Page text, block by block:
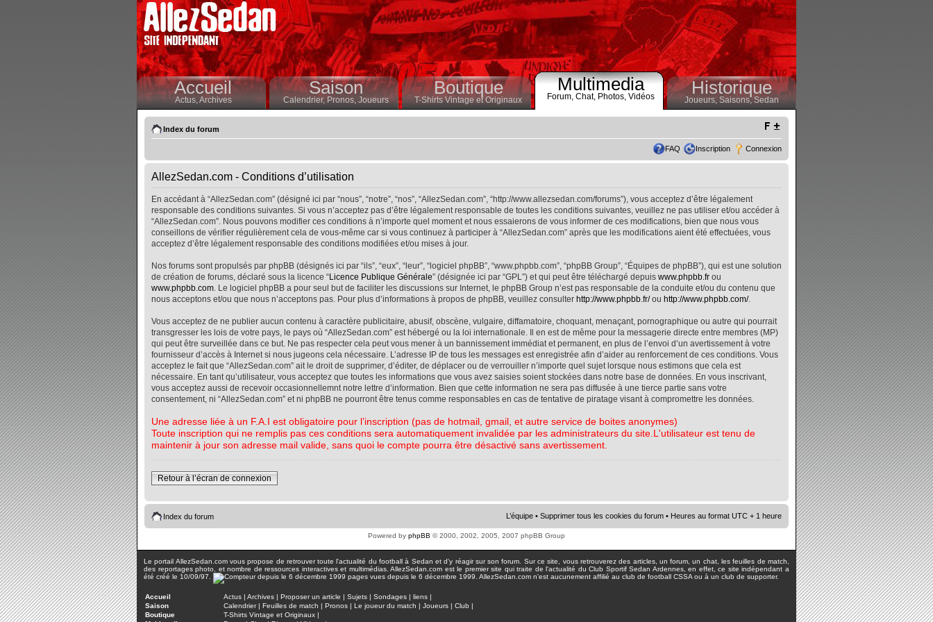
Accueil
Actus,Archives
Saison
Calendrier,Pronos, Joueurs
Boutique
T-Shirts Vintage et Originaux
Multimedia
Forum, Chat, Photos, Vidéos Historique
Joueurs, Saisons,Sedan
Index du forum
FAQ Inscription Connexion
AllezSedan.com - Conditions d’utilisation
En accédant à “AllezSedan.com” (désigné ici par “nous”, “notre”, “nos”, “AllezSedan.com”, “http://www.allezsedan.com/forums”), vous acceptez d’être légalement
responsable des conditions suivantes. Si vous n’acceptez pas d’être légalement responsable de toutes les conditions suivantes, veuillez ne pas utiliser et/ou accéder à
“AllezSedan.com”. Nous pouvons modifier ces conditions à n’importe quel moment et nous essaierons de vous informer de ces modifications, bien que nous vous
conseillons de vérifier régulièrement cela de vous-même car si vous continuez à participer à “AllezSedan.com” après que les modifications aient été effectuées, vous
acceptez d’être légalement responsable des conditions modifiées et/ou mises à jour.
Nos forums sont propulsés par phpBB (désignés ici par “ils”, “eux”, “leur”, “logiciel phpBB”, “www.phpbb.com”, “phpBB Group”, “Équipes de phpBB”), qui est une solution
de création de forums, déclaré sous la licence “Licence Publique Générale” (désignée ici par “GPL”) et qui peut être téléchargé depuis www.phpbb.fr ou
www.phpbb.com. Le logiciel phpBB a pour seul but de faciliter les discussions sur Internet, le phpBB Group n’est pas responsable de la conduite et/ou du contenu que
nous acceptons et/ou que nous n’acceptons pas. Pour plus d’informations à propos de phpBB, veuillez consulter http://www.phpbb.fr/ou http://www.phpbb.com/.
Vous acceptez de ne publier aucun contenu à caractère publicitaire, abusif, obscène, vulgaire, diffamatoire, choquant, menaçant, pornographique ou autre qui pourrait
transgresser les lois de votre pays, le pays où “AllezSedan.com” est hébergé ou la loi internationale. Il en est de même pour la messagerie directe entre membres (MP)
qui peut être surveillée dans ce but. Ne pas respecter cela peut vous mener à un bannissement immédiat et permanent, en plus de l’envoi d’un avertissement à votre
fournisseur d’accès à Internet si nous jugeons cela nécessaire. L’adresse IP de tous les messages est enregistrée afin d’aider au renforcement de ces conditions. Vous
acceptez le fait que “AllezSedan.com” ait le droit de supprimer, d’éditer, de déplacer ou de verrouiller n’importe quel sujet lorsque nous estimons que cela est
nécessaire. En tant qu’utilisateur, vous acceptez que toutes les informations que vous avez saisies soient stockées dans notre base de données. En vous inscrivant,
vous acceptez aussi de recevoir occasionnellemnt notre lettre d’information. Bien que cette information ne sera pas diffusée à une tierce partie sans votre
consentement, ni “AllezSedan.com” et ni phpBB ne pourront être tenus comme responsables en cas de tentative de piratage visant à compromettre les données.
Une adresse liée à un F.A.I est obligatoire pour l’inscription (pas de hotmail, gmail, et autre service de boites anonymes)
Toute inscription qui ne remplis pas ces conditions sera automatiquement invalidée par les administrateurs du site.L'utilisateur est tenu de
maintenir à jour son adresse mail valide, sans quoi le compte pourra être désactivé sans avertissement.
Retour à l’écran de connexion
Index du forum L’équipe • Supprimer tous les cookies du forum • Heures au format UTC + 1 heure
Powered by phpBB © 2000, 2002, 2005, 2007 phpBB Group
Le portail AllezSedan.com vous propose de retrouver toute l'actualité du football à Sedan et d'y réagir sur son forum. Sur ce site, vous retrouverez des articles, un forum, un chat, les feuilles de match,
des reportages photo, et nombre de ressources interactives et multimédias. AllezSedan.com est le premier site qui traite de l'actualité du Club Sportif Sedan Ardennes, en effet, ce site indépendant a
été créé le 10/09/97.
pages vues depuis le 6 décembre 1999. AllezSedan.com n'est aucunement affilié au club de football CSSA ou à un club de supporter.
Accueil Actus | Archives | Proposer un article | Sujets | Sondages | liens |
Saison
Calendrier| Feuilles de match | Pronos | Le joueur du match | Joueurs | Club |
Boutique
T-Shirts Vintage et Originaux |